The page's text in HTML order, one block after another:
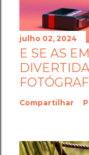
julho 02, 2024
E SE AS
Compartilhar